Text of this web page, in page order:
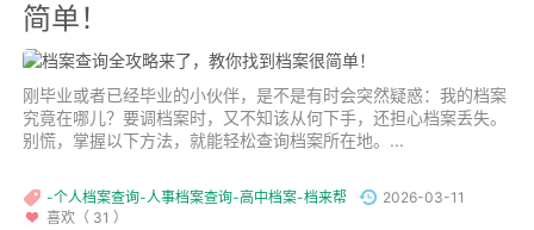
简单！
刚毕业或者已经毕业的小伙伴，是不是有时会突然疑惑：我的档案
究竟在哪儿？要调档案时，又不知该从何下手，还担心档案丢失。
别慌，掌握以下方法，就能轻松查询档案所在地。...
-个人档案查询-人事档案查询-高中档案-档来帮
2026-03-11
喜欢（ 31 ）